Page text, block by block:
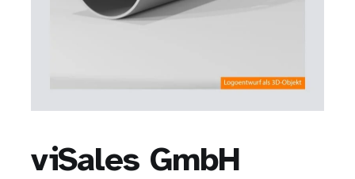
viSales GmbH